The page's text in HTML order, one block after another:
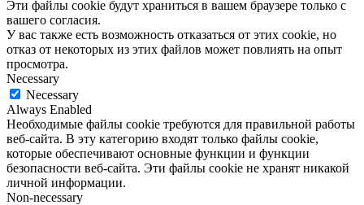
Эти файлы cookie будут храниться в вашем браузере только с
вашего согласия.
У вас также есть возможность отказаться от этих cookie, но
отказ от некоторых из этих файлов может повлиять на опыт
просмотра.
Necessary
Necessary
Always Enabled
Необходимые файлы cookie требуются для правильной работы
веб-сайта. В эту категорию входят только файлы cookie,
которые обеспечивают основные функции и функции
безопасности веб-сайта. Эти файлы cookie не хранят никакой
личной информации.
Non-necessary